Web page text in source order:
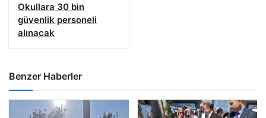
Okullara 30 bin
güvenlik personeli
alınacak
Benzer Haberler